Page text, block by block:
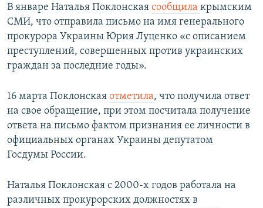
В январе Наталья Поклонская сообщила крымским
СМИ, что отправила письмо на имя генерального
прокурора Украины Юрия Луценко «с описанием
преступлений, совершенных против украинских
граждан за последние годы».
16 марта Поклонская отметила, что получила ответ
на свое обращение, при этом посчитала получение
ответа на письмо фактом признания ее личности в
официальных органах Украины депутатом
Госдумы России.
Наталья Поклонская с 2000-х годов работала на
различных прокурорских должностях в